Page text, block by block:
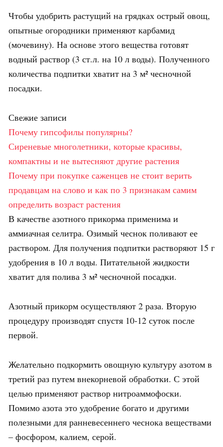
Чтобы удобрить растущий на грядках острый овощ,
опытные огородники применяют карбамид
(мочевину). На основе этого вещества готовят
водный раствор (3 ст.л. на 10 л воды). Полученного
количества подпитки хватит на 3 м² чесночной
посадки.
Свежие записи
Почему гипсофилы популярны?
Сиреневые многолетники, которые красивы,
компактны и не вытесняют другие растения
Почему при покупке саженцев не стоит верить
продавцам на слово и как по 3 признакам самим
определить возраст растения
В качестве азотного прикорма применима и
аммиачная селитра. Озимый чеснок поливают ее
раствором. Для получения подпитки растворяют 15 г
удобрения в 10 л воды. Питательной жидкости
хватит для полива 3 м² чесночной посадки.
Азотный прикорм осуществляют 2 раза. Вторую
процедуру производят спустя 10-12 суток после
первой.
Желательно подкормить овощную культуру азотом в
третий раз путем внекорневой обработки. С этой
целью применяют раствор нитроаммофоски.
Помимо азота это удобрение богато и другими
полезными для ранневесеннего чеснока веществами
– фосфором, калием, серой.